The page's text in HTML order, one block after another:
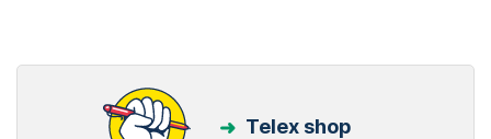
Telex shop